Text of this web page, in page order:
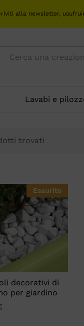
Lavabi e
trovati
Esaurito
decorativi di
per giardino
alla newsletter,